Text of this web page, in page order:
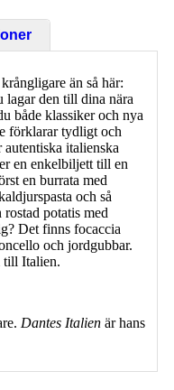
än så här:
lagar den till dina nära
både klassiker och nya
förklarar tydligt och
italienska
en enkelbiljett till en
en burrata med
och så
potatis med
Det finns focaccia
och jordgubbar.
till Italien.
Dantes Italien är hans